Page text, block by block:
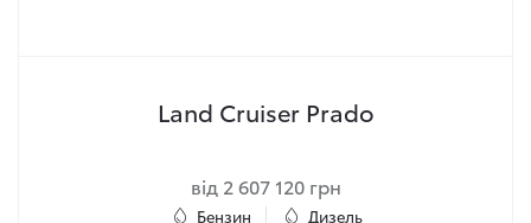
Land Cruiser Prado
від 2 607 120 грн
Бензин Дизель